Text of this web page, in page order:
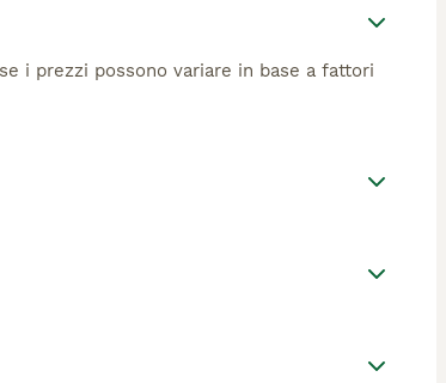
i prezzi possono variare in base a fattori